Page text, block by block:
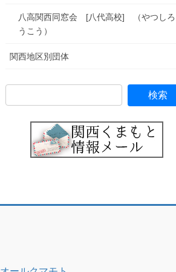
八高関西同窓会 [八代高校] （やつしろ
うこう）
関西地区別団体